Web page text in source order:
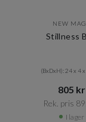
NEW
Stillness
(BxDxH): 24 x 4
805 kr​​
Rek. pris
I lager